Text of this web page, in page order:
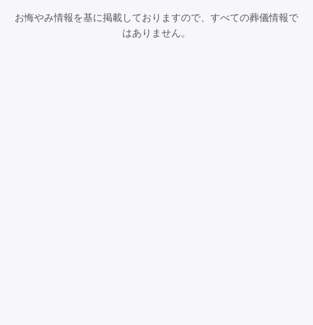
お悔やみ情報を基に掲載しておりますので、すべての葬儀情報で
はありません。